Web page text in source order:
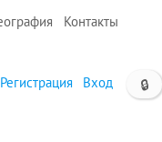
Контакты
🔒
Регистрация Вход